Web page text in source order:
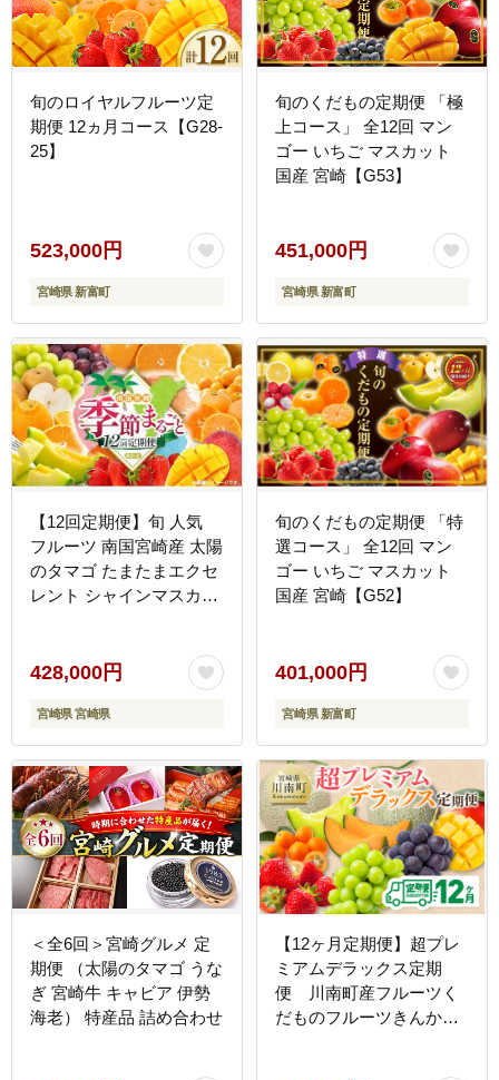
旬のロイヤルフルーツ定
期便 12ヵ月コース【G28-
25】
523,000円
宮崎県 新富町
旬のくだもの定期便 「極
上コース」 全12回 マン
ゴー いちご マスカット
国産 宮崎【G53】
451,000円
宮崎県 新富町
【12回定期便】旬 人気
フルーツ 南国宮崎産 太陽
のタマゴ たまたまエクセ
レント シャインマスカッ
完熟 マンゴー きんかん
たまたま ぶどう 果物 詰
め合わせ 宮崎県 九州 1年
毎月お届け＜Aコース
M100＞
428,000円
宮崎県 宮崎県
旬のくだもの定期便 「特
選コース」 全12回 マン
ゴー いちご マスカット
国産 宮崎【G52】
401,000円
宮崎県 新富町
＜全6回＞宮崎グルメ 定
期便 （太陽のタマゴ うな
ぎ 宮崎牛 キャビア 伊勢
海老） 特産品 詰め合わせ
【12ヶ月定期便】超プレ
ミアムデラックス定期
便 川南町産フルーツく
だものフルーツきんかん